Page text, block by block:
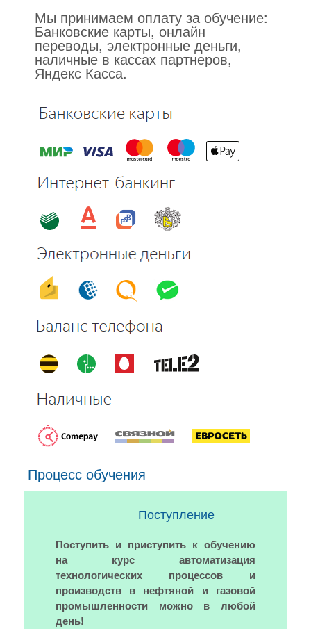
Мы принимаем оплату за обучение:
Банковские карты, онлайн
переводы, электронные деньги,
наличные в кассах партнеров,
Яндекс Касса.
Процесс обучения
Поступление
Поступить и приступить к обучению
на курс автоматизация
технологических процессов и
производств в нефтяной и газовой
промышленности можно в любой
день!